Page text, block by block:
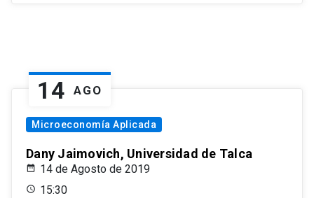
14 AGO
Microeconomía Aplicada
Dany Jaimovich, Universidad de Talca
14 de Agosto de 2019
15:30